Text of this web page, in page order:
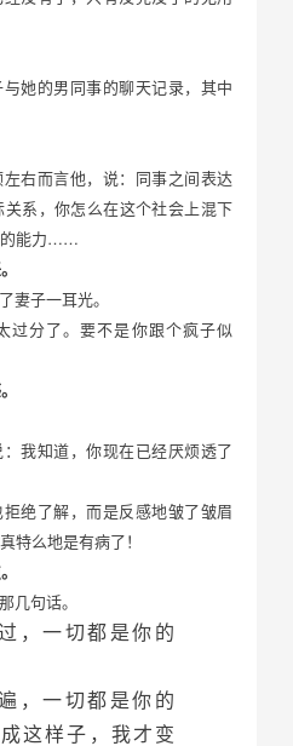
她的男同事的聊天记录，其中
右而言他，说：同事之间表达
系，你怎么在这个社会上混下
的能力……
妻子一耳光。
过分了。要不是你跟个疯子似
我知道，你现在已经厌烦透了
绝了解，而是反感地皱了皱眉
特么地是有病了！
几句话。
，一切都是你的
，一切都是你的
这样子，我才变